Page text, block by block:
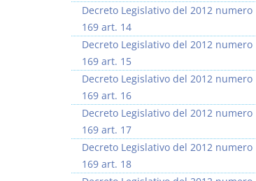
Decreto Legislativo del 2012 numero
169 art. 14
Decreto Legislativo del 2012 numero
169 art. 15
Decreto Legislativo del 2012 numero
169 art. 16
Decreto Legislativo del 2012 numero
169 art. 17
Decreto Legislativo del 2012 numero
169 art. 18